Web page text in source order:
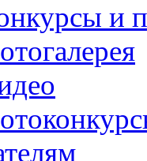
и